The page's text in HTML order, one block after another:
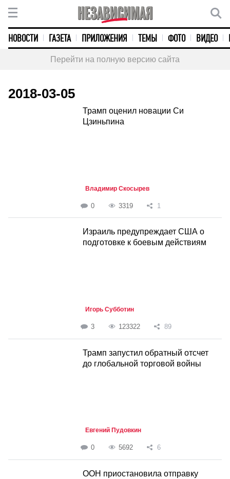
НОВОСТИ ГАЗЕТА ПРИЛОЖЕНИЯ ТЕМЫ ФОТО ВИДЕО
Перейти на полную версию сайта
2018-03-05
Трамп оценил новации Си
Цзиньпина
Владимир Скосырев
0 3319 1
Израиль предупреждает США о
подготовке к боевым действиям
Игорь Субботин
3 123322 89
Трамп запустил обратный отсчет
до глобальной торговой войны
Евгений Пудовкин
0 5692 6
ООН приостановила отправку